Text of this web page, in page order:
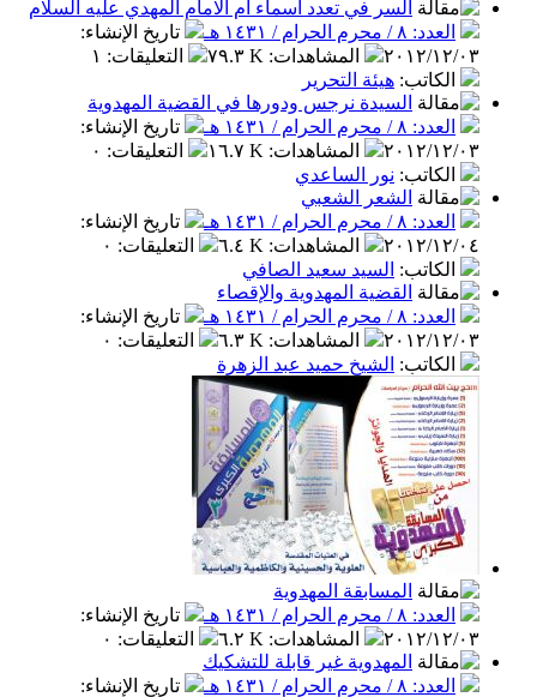
السر في تعدد اسماء أم الامام المهدي عليه السلام
العدد: ٨ / محرم الحرام / ١٤٣١ هـ
تاريخ الإنشاء:
٢٠١٢/١٢/٠٣
المشاهدات: ٧٩.٣ K التعليقات: ١
الكاتب: هيئة التحرير
السيدة نرجس ودورها في القضية المهدوية
العدد: ٨ / محرم الحرام / ١٤٣١ هـ
تاريخ الإنشاء:
٢٠١٢/١٢/٠٣
المشاهدات: ١٦.٧ K التعليقات: ٠
الكاتب: نور الساعدي
الشعر الشعبي
العدد: ٨ / محرم الحرام / ١٤٣١ هـ
تاريخ الإنشاء:
٢٠١٢/١٢/٠٤
المشاهدات: ٦.٤ K التعليقات: ٠
الكاتب: السيد سعيد الصافي
القضية المهدوية والإقصاء
العدد: ٨ / محرم الحرام / ١٤٣١ هـ
تاريخ الإنشاء:
٢٠١٢/١٢/٠٣
المشاهدات: ٦.٣ K التعليقات: ٠
الكاتب: الشيخ حميد عبد الزهرة
المسابقة المهدوية
العدد: ٨ / محرم الحرام / ١٤٣١ هـ
تاريخ الإنشاء:
٢٠١٢/١٢/٠٣
المشاهدات: ٦.٢ K التعليقات: ٠
المهدوية غير قابلة للتشكيك
العدد: ٨ / محرم الحرام / ١٤٣١ هـ
تاريخ الإنشاء: